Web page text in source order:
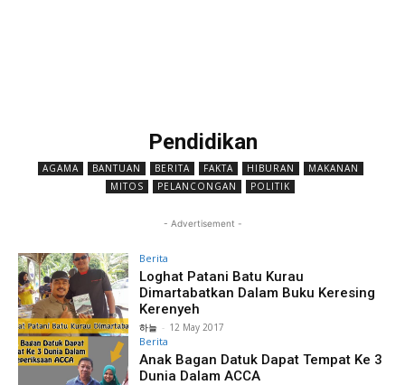
Pendidikan
AGAMA BANTUAN BERITA FAKTA HIBURAN
MAKANAN
MITOS
PELANCONGAN POLITIK
- Advertisement -
Berita
Loghat Patani Batu Kurau
Dimartabatkan Dalam Buku Keresing
Kerenyeh
하늘 - 12 May 2017
Berita
Anak Bagan Datuk Dapat Tempat Ke 3
Dunia Dalam ACCA